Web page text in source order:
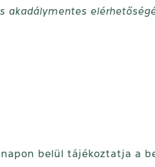
akadálymentes
belül tájékoztatja a